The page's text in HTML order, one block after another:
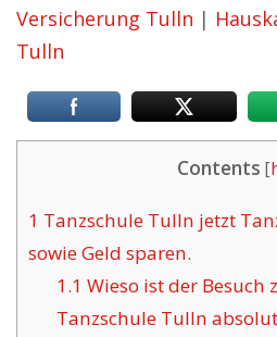
Versicherung Tulln |
Tulln
Contents [
1 Tanzschule Tulln jetzt
sowie Geld sparen.
1.1 Wieso ist der Besuch
Tanzschule Tulln